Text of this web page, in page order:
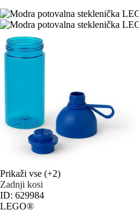
Prikaži vse (+2)
Zadnji kosi
ID: 629984
LEGO®